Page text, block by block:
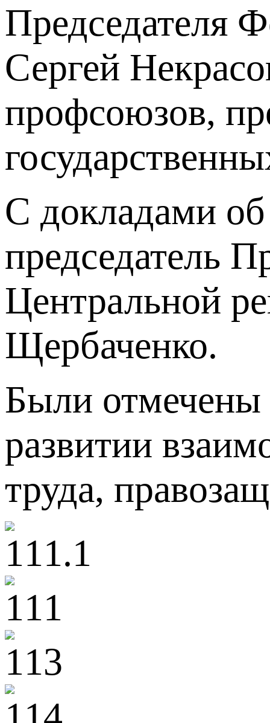
Председателя
Сергей
профсоюзов,
С докладами об
председатель
Центральной
Щербаченко.
Были отмечены
развитии
труда,